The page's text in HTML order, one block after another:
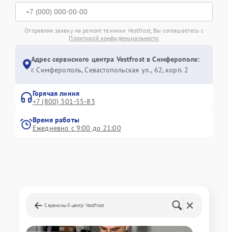
Отправляя заявку на ремонт техники Vestfrost, Вы соглашаетесь с
Политикой конфиденциальности
Адрес сервисного центра Vestfrost в Симферополе:
г. Симферополь, Севастопольская ул., 62, корп. 2
Горячая линия
+7 (800) 301-55-83
Время работы
Ежедневно с 9:00 до 21:00
Сервисный центр Vestfrost